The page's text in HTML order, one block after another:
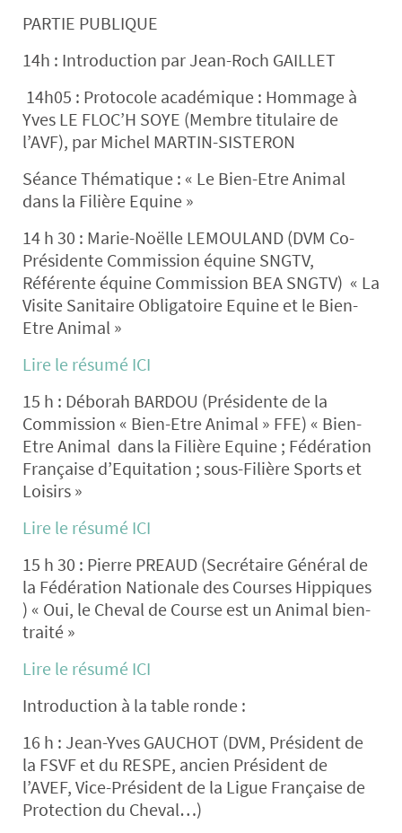
PARTIE PUBLIQUE
14h : Introduction par Jean-Roch GAILLET
14h05 : Protocole académique : Hommage à
Yves LE FLOC’H SOYE (Membre titulaire de
l’AVF), par Michel MARTIN-SISTERON
Séance Thématique : « Le Bien-Etre Animal
dans la Filière Equine »
14 h 30 : Marie-Noëlle LEMOULAND (DVM Co-
Présidente Commission équine SNGTV,
Référente équine Commission BEA SNGTV) « La
Visite Sanitaire Obligatoire Equine et le Bien-
Etre Animal »
Lire le résumé ICI
15 h : Déborah BARDOU (Présidente de la
Commission « Bien-Etre Animal » FFE) « Bien-
Etre Animal dans la Filière Equine ; Fédération
Française d’Equitation ; sous-Filière Sports et
Loisirs »
Lire le résumé ICI
15 h 30 : Pierre PREAUD (Secrétaire Général de
la Fédération Nationale des Courses Hippiques
) « Oui, le Cheval de Course est un Animal bien-
traité »
Lire le résumé ICI
Introduction à la table ronde :
16 h : Jean-Yves GAUCHOT (DVM, Président de
la FSVF et du RESPE, ancien Président de
l’AVEF, Vice-Président de la Ligue Française de
Protection du Cheval…)